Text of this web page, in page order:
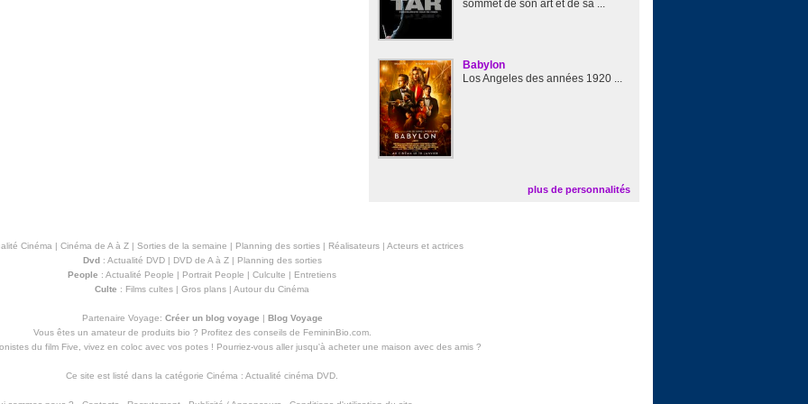
sommet de son art et de sa ...
Babylon
Los Angeles des années 1920 ...
plus de personnalités
Cinéma | Cinéma de A à Z| Sorties de la semaine | Planning des sorties| Réalisateurs| Acteurs et actrices
Dvd: Actualité DVD| DVD de A à Z| Planning des sorties
People : Actualité People | Portrait People | Culculte | Entretiens
Culte : Films cultes | Gros plans | Autour du Cinéma
Partenaire Voyage: Créer un blog voyage | Blog Voyage
Vous êtes un amateur de produits bio ? Profitez des conseils de FemininBio.com.
du film Five, vivez en coloc avec vos potes ! Pourriez-vous aller jusqu'à acheter une maison avec des amis?
Ce site est listé dans la catégorie Cinéma : Actualité cinéma DVD